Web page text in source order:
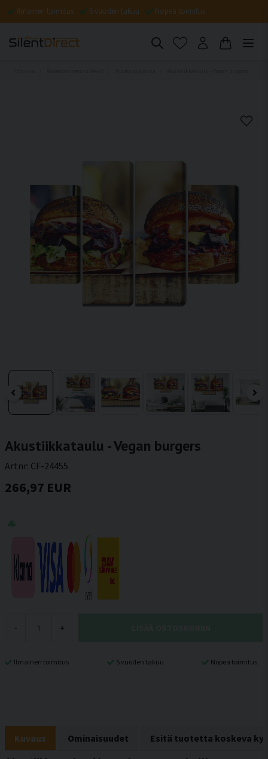
Ilmainen toimitus 5 vuoden takuu Nopea toimitus
Akustiikkataulu - Vegan burgers
Artnr: CF-24455
266,97 EUR
- +
Ilmainen toimitus 5 vuoden takuu Nopea toimitus
Kuvaus Ominaisuudet Esitä tuotetta koskeva